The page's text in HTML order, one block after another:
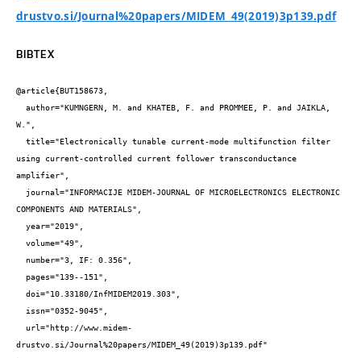
drustvo.si/Journal%20papers/MIDEM_49(2019)3p139.pdf
BIBTEX
@article{BUT158673,
W.",
using current-controlled current follower transconductance
amplifier",
COMPONENTS AND MATERIALS",
drustvo.si/Journal%20papers/MIDEM_49(2019)3p139.pdf"